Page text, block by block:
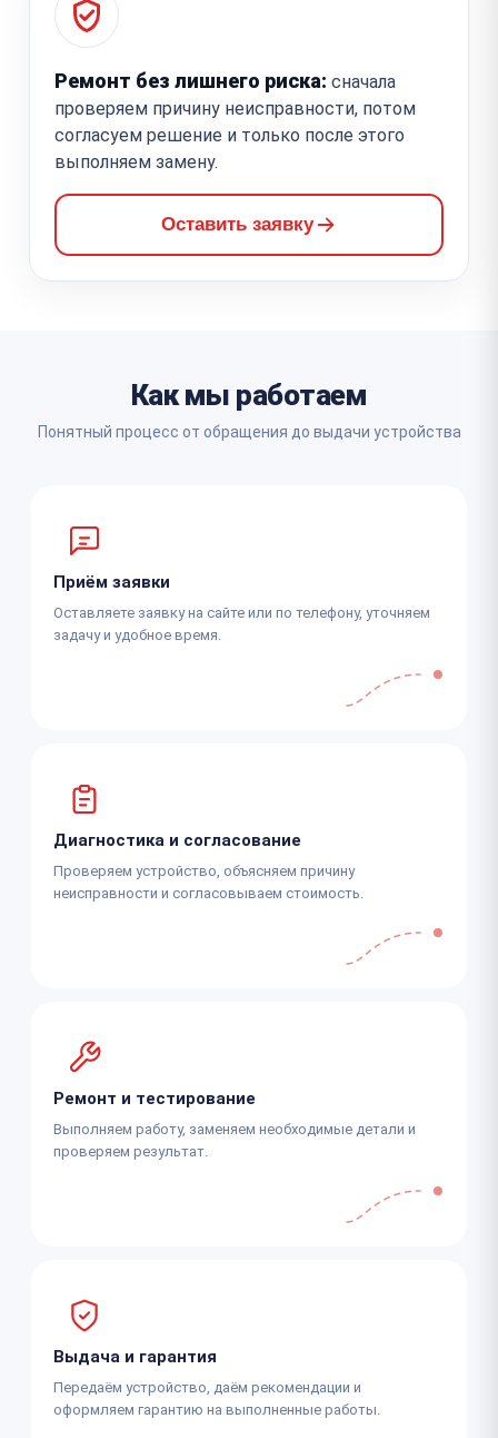
Ремонт без лишнего риска: сначала
проверяем причину неисправности, потом
согласуем решение и только после этого
выполняем замену.
Оставить заявку
Как мы работаем
Понятный процесс от обращения до выдачи устройства
Приём заявки
Оставляете заявку на сайте или по телефону, уточняем
задачу и удобное время.
Диагностика и согласование
Проверяем устройство, объясняем причину
неисправности и согласовываем стоимость.
Ремонт и тестирование
Выполняем работу, заменяем необходимые детали и
проверяем результат.
Выдача и гарантия
Передаём устройство, даём рекомендации и
оформляем гарантию на выполненные работы.